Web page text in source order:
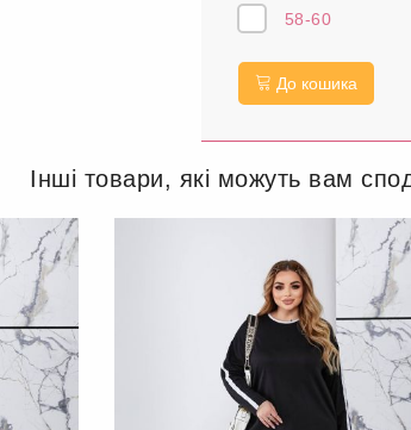
58-60
До кошика
Інші товари, які можуть вам